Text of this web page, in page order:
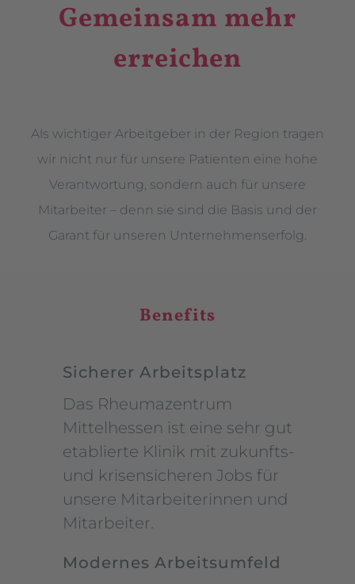
Gemeinsam mehr
erreichen
Als wichtiger Arbeitgeber in der Region tragen
wir nicht nur für unsere Patienten eine hohe
Verantwortung, sondern auch für unsere
Mitarbeiter – denn sie sind die Basis und der
Garant für unseren Unternehmenserfolg.
Benefits
Sicherer Arbeitsplatz
Das Rheumazentrum
Mittelhessen ist eine sehr gut
etablierte Klinik mit zukunfts-
und krisensicheren Jobs für
unsere Mitarbeiterinnen und
Mitarbeiter.
Modernes Arbeitsumfeld